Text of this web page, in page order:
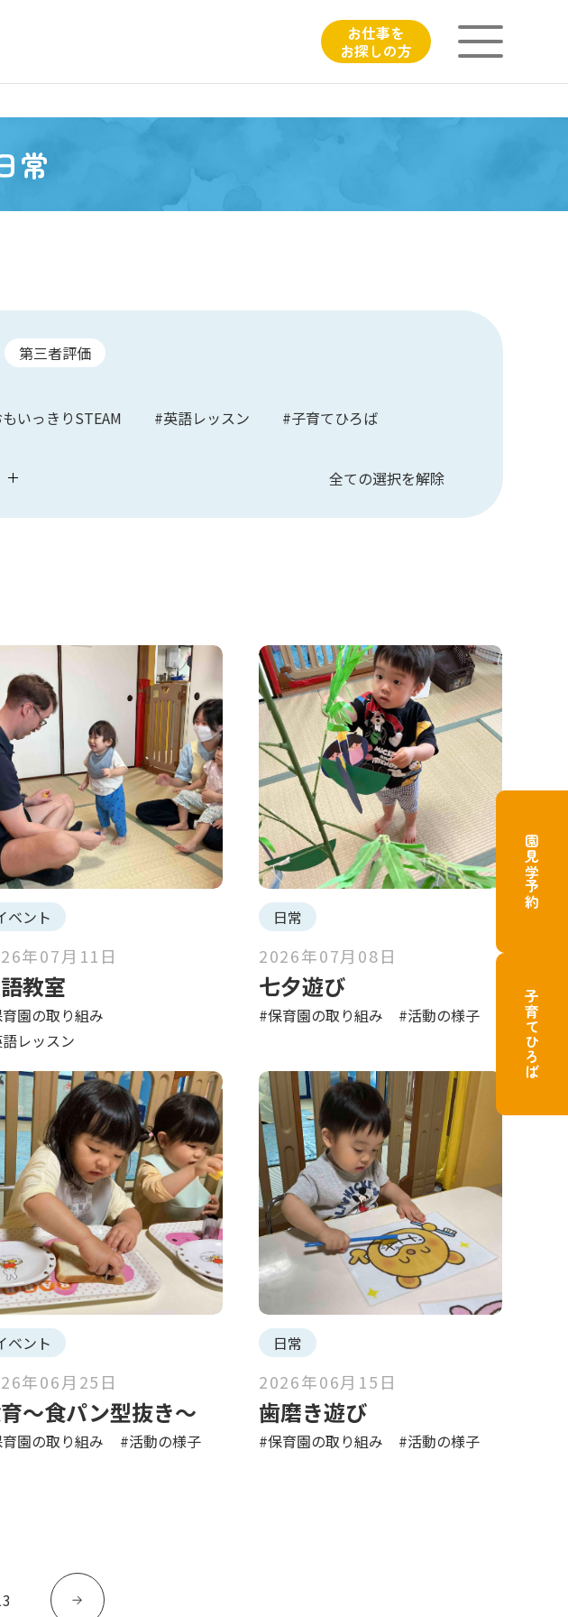
お仕事を
お探しの方
事をお探しの方 よくあるご質問
常
第三者評価
いっきりSTEAM #英語レッスン #子育てひろば
全ての選択を解除
ベント
年07月11日
教室
園の取り組み
レッスン
日常
2026年07月08日
七夕遊び
#保育園の取り組み #活動の様子
ベント
年06月25日
〜食パン型抜き〜
園の取り組み #活動の様子
日常
2026年06月15日
歯磨き遊び
#保育園の取り組み #活動の様子
園見学予約
子育てひろば